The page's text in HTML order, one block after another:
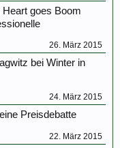
Heart goes Boom
26. März 2015
bei Winter in
24. März 2015
Preisdebatte
22. März 2015